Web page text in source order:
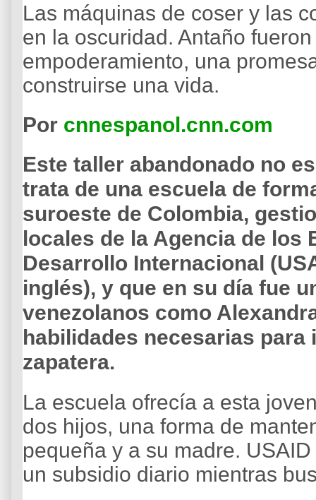
Las máquinas de coser y las
en la oscuridad. Antaño
empoderamiento, una
construirse una vida.
Por cnnespanol.cnn.com
Este taller abandonado no
trata de una escuela de
suroeste de Colombia,
locales de la Agencia de los
Desarrollo Internacional
inglés), y que en su día fue
venezolanos como
habilidades necesarias
zapatera.
La escuela ofrecía a esta
dos hijos, una forma de
pequeña y a su madre.
un subsidio diario mientras